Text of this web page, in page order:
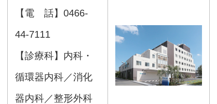
【電 話】0466-
44-7111
【診療科】内科・
循環器内科／消化
器内科／整形外科